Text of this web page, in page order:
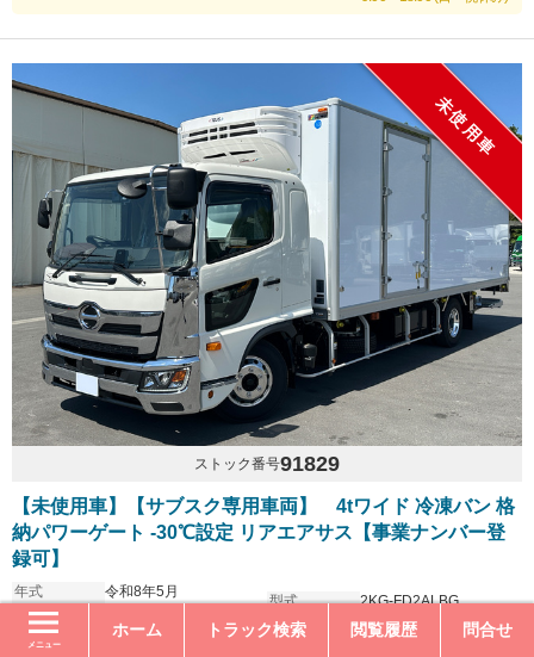
メニュー
ホーム トラック検索 閲覧履歴 問合せ
未使用車
ストック番号91829
【未使用車】【サブスク専用車両】 4tワイド 冷凍バン 格
納パワーゲート -30℃設定 リアエアサス【事業ナンバー登
録可】
年式
令和8年5月
走行距離
ミッション
6MT
サス
型式
2KG-FD2ALBG
内寸長さ
628.0cm
内寸幅
225.0cm